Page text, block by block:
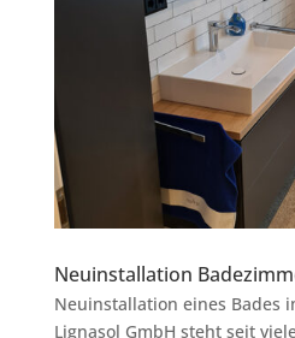
Neuinstallation
Neuinstallation eines Bades
Lignasol GmbH steht seit